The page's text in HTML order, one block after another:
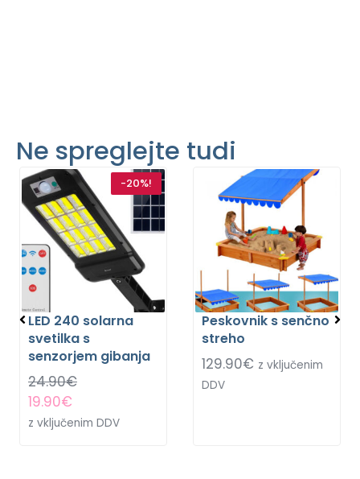
Ne spreglejte tudi
-20%!
LED 240 solarna
svetilka s
senzorjem gibanja
24.90€
19.90€
z vključenim DDV
Peskovnik s senčno
streho
129.90€ z vključenim
DDV